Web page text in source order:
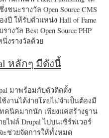
ชนะรางวัล Open Source CMS
ปี ให้รับตำแหน่ง Hall of Fame
งวัล Best Open Source PHP
งรางวัลด้วย
หลักๆ มีดังนี้
มาพร้อมกับตัวติดตั้ง
ช้งานได้ง่ายโดยไม่จำเป็นต้องมี
คนิคมากนัก เพียงแค่สร้างฐาน
ไฟล์ Drupal ไปบนเซิร์ฟเวอร์
ะช่วยจัดการให้ทั้งหมด